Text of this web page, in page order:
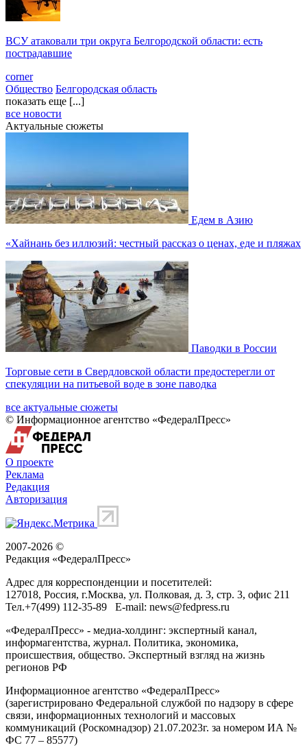
ВСУ атаковали три округа Белгородской области: есть
пострадавшие
corner
Общество Белгородская область
показать еще [...]
все новости
Актуальные сюжеты
Едем в Азию
«Хайнань без иллюзий: честный рассказ о ценах, еде и пляжах
Паводки в России
Торговые сети в Свердловской области предостерегли от
спекуляции на питьевой воде в зоне паводка
все актуальные сюжеты
© Информационное агентство «ФедералПресс»
О проекте
Реклама
Редакция
Авторизация
2007-2026 ©
Редакция «ФедералПресс»
Адрес для корреспонденции и посетителей:
127018, Россия, г.Москва, ул. Полковая, д. 3, стр. 3, офис 211
Тел.+7(499) 112-35-89 E-mail: news@fedpress.ru
«ФедералПресс» - медиа-холдинг: экспертный канал,
информагентства, журнал. Политика, экономика,
происшествия, общество. Экспертный взгляд на жизнь
регионов РФ
Информационное агентство «ФедералПресс»
(зарегистрировано Федеральной службой по надзору в сфере
связи, информационных технологий и массовых
коммуникаций (Роскомнадзор) 21.07.2023г. за номером ИА №
ФС 77 – 85577)